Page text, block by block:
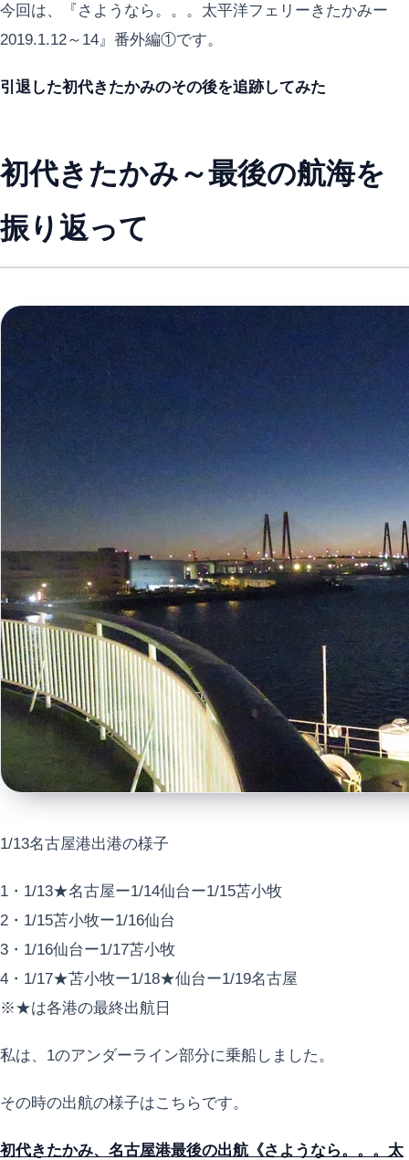
今回は、『さようなら。。。太平洋フェリーきたかみー
2019.1.12～14』番外編①です。
引退した初代きたかみのその後を追跡してみた
初代きたかみ～最後の航海を
振り返って
1/13名古屋港出港の様子
1・1/13★名古屋ー1/14仙台ー1/15苫小牧
2・1/15苫小牧ー1/16仙台
3・1/16仙台ー1/17苫小牧
4・1/17★苫小牧ー1/18★仙台ー1/19名古屋
※★は各港の最終出航日
私は、1のアンダーライン部分に乗船しました。
その時の出航の様子はこちらです。
初代きたかみ、名古屋港最後の出航《さようなら。。。太